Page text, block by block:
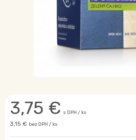
3,75 € s DPH / ks
3,15 € bez DPH / ks